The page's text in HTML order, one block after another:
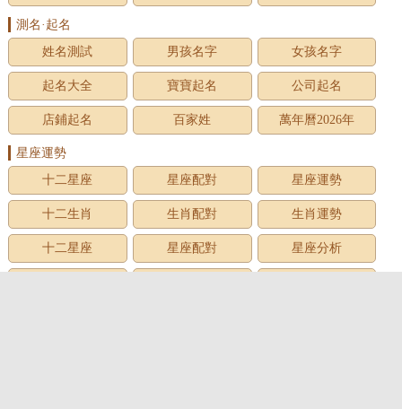
測名·起名
姓名測試
男孩名字 女孩名字
起名大全 寶寶起名 公司起名
店鋪起名 百家姓 萬年曆2026年
星座運勢
十二星座
星座配對 星座運勢
十二生肖 生肖配對 生肖運勢
十二星座 星座配對 星座分析